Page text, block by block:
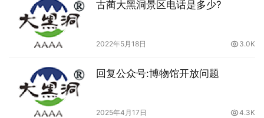
古蔺大黑洞景区电话是多少?
2022年5月18日 3.0K
回复公众号:博物馆开放问题
2025年4月17日 4.3K